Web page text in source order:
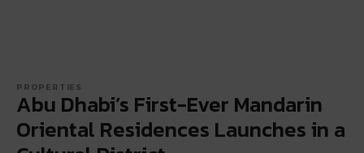
PROPERTIES
Abu Dhabi’s First-Ever Mandarin
Oriental Residences Launches in a